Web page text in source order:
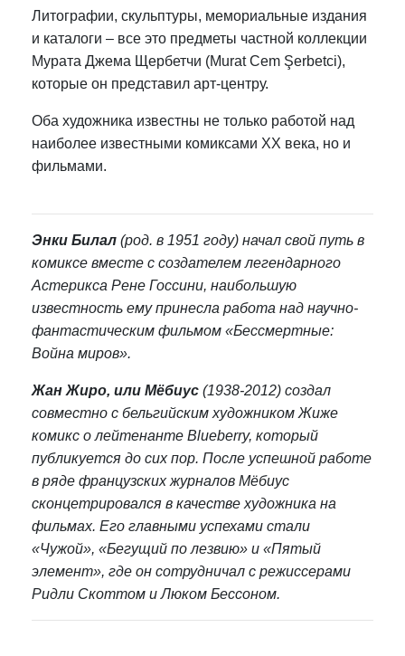
Литографии, скульптуры, мемориальные издания
и каталоги – все это предметы частной коллекции
Мурата Джема Щербетчи (Murat Cem Şerbetci),
которые он представил арт-центру.
Оба художника известны не только работой над
наиболее известными комиксами XX века, но и
фильмами.
Энки Билал (род. в 1951 году) начал свой путь в
комиксе вместе с создателем легендарного
Астерикса Рене Госсини, наибольшую
известность ему принесла работа над научно-
фантастическим фильмом «Бессмертные:
Война миров».
Жан Жиро, или Мёбиус (1938-2012) создал
совместно с бельгийским художником Жиже
комикс о лейтенанте Blueberry, который
публикуется до сих пор. После успешной работе
в ряде французских журналов Мёбиус
сконцетрировался в качестве художника на
фильмах. Его главными успехами стали
«Чужой», «Бегущий по лезвию» и «Пятый
элемент», где он сотрудничал с режиссерами
Ридли Скоттом и Люком Бессоном.